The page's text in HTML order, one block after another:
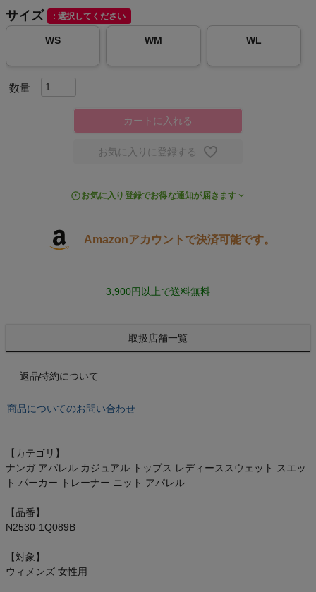
メンズスポーツウェア
レディーススポーツウェア
スポーツシューズ
もっと見る
キャンプ・フェス
もっと見る
インフィット INFIT
サックス SAXX
オン On
サイズ 選択してください
WS WM WL
カートに入れる
お気に入りに登録する
お気に入り登録でお得な通知が届きます
Amazonアカウントで決済可能です。
3,900円以上で送料無料
取扱店舗一覧
返品特約について
商品についてのお問い合わせ
【カテゴリ】
ナンガ アパレル カジュアル トップス レディーススウェット スエッ
ト パーカー トレーナー ニット アパレル
【品番】
N2530-1Q089B
【対象】
ウィメンズ 女性用